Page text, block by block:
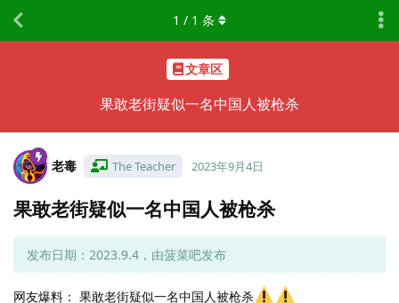
文章区
果敢老街疑似一名中国人被枪杀
1 / 1 条
老毒 The Teacher 2023年9月4日
果敢老街疑似一名中国人被枪杀
发布日期：2023.9.4，由菠菜吧发布
网友爆料： 果敢老街疑似一名中国人被枪杀